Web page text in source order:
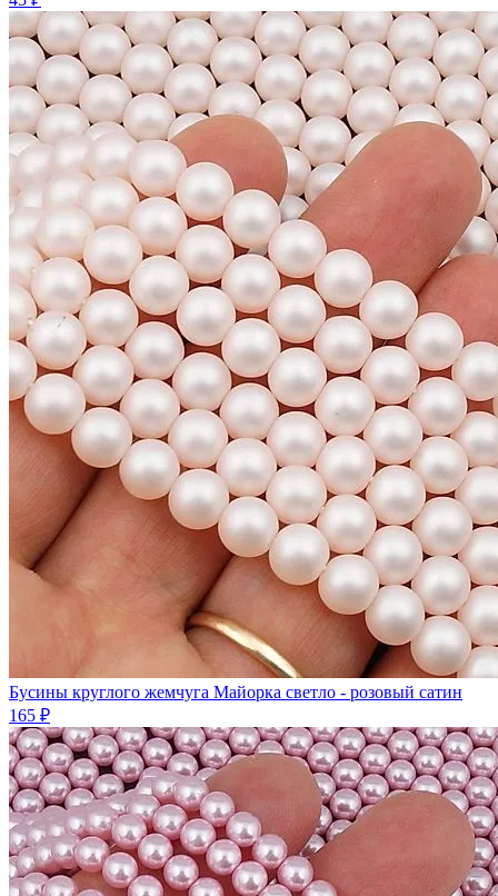
Бусины круглого жемчуга Майорка светло - розовый сатин
165 ₽